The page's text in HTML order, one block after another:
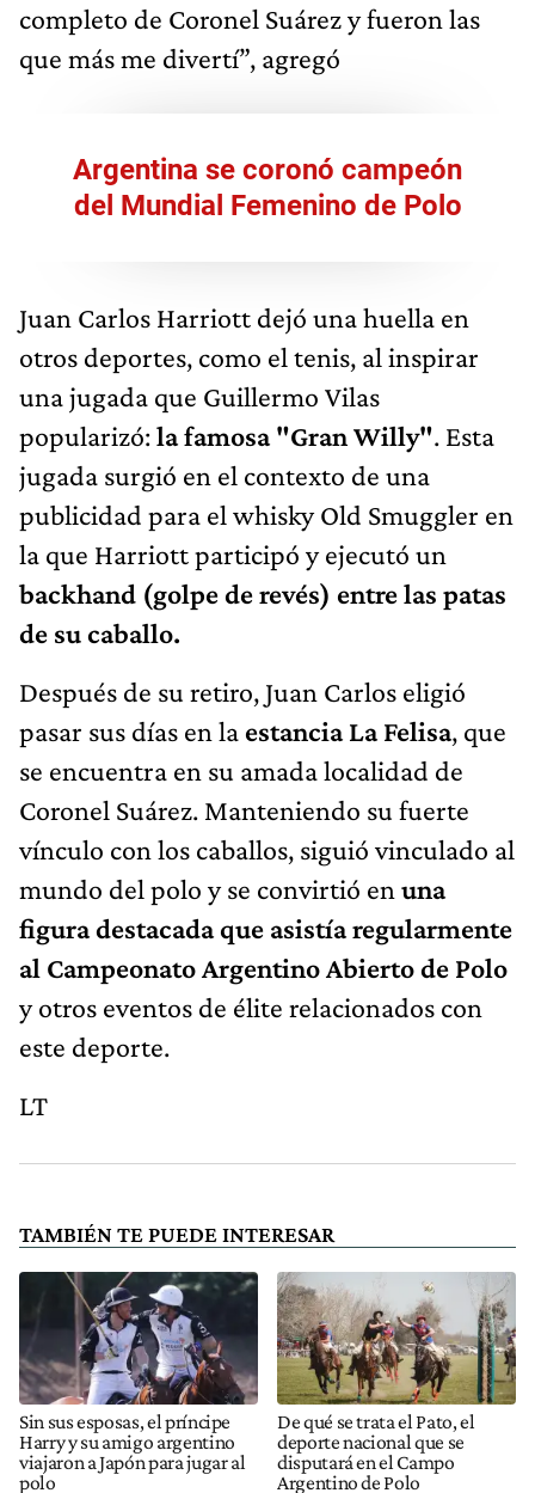
completo de Coronel Suárez y fueron las
que más me divertí”, agregó
Argentina se coronó campeón
del Mundial Femenino de Polo
Juan Carlos Harriott dejó una huella en
otros deportes, como el tenis, al inspirar
una jugada que Guillermo Vilas
popularizó:la famosa "Gran Willy". Esta
jugada surgió en el contexto de una
publicidad para el whisky Old Smuggler en
la que Harriott participó y ejecutó un
backhand (golpe de revés) entre las patas
de su caballo.
Después de su retiro, Juan Carlos eligió
pasar sus días en la estancia La Felisa, que
se encuentra en su amada localidad de
Coronel Suárez. Manteniendo su fuerte
vínculo con los caballos, siguió vinculado al
mundo del polo y se convirtió en una
figura destacada que asistía regularmente
al Campeonato Argentino Abierto de Polo
y otros eventos de élite relacionados con
este deporte.
LT
TAMBIÉN TE PUEDE INTERESAR
Sin sus esposas, el príncipe
Harry y su amigo argentino
viajaron a Japón para jugar al
polo
De qué se trata el Pato, el
deporte nacional que se
disputará en el Campo
Argentino de Polo